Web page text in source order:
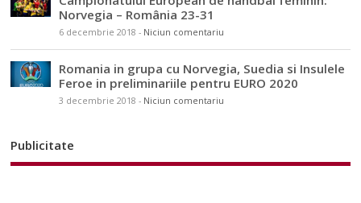
Norvegia – România 23-31
6 decembrie 2018 - Niciun comentariu
Romania in grupa cu Norvegia, Suedia si Insulele
Feroe in preliminariile pentru EURO 2020
3 decembrie 2018 - Niciun comentariu
Publicitate